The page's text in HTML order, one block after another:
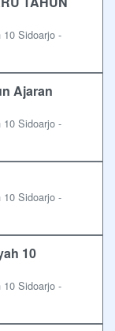
10 Sidoarjo -
Ajaran
Sidoarjo -
Sidoarjo -
10
Sidoarjo -